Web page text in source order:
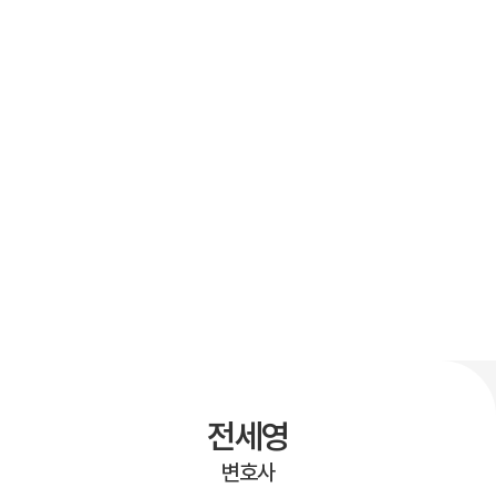
전세영
변호사